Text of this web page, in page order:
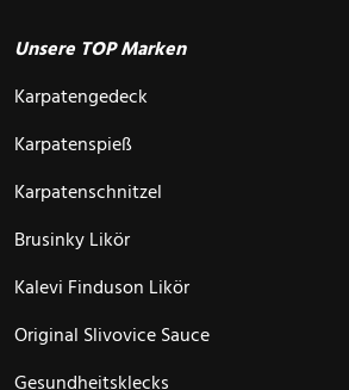
Unsere TOP Marken
Karpatengedeck
Karpatenspieß
Karpatenschnitzel
Brusinky Likör
Kalevi Finduson Likör
Original Slivovice Sauce
Gesundheitsklecks